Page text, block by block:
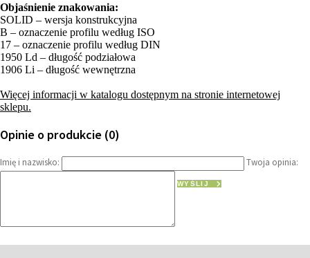
Objaśnienie znakowania:
SOLID – wersja konstrukcyjna
B – oznaczenie profilu według ISO
17 – oznaczenie profilu według DIN
1950 Ld – długość podziałowa
1906 Li – długość wewnętrzna
Więcej informacji w katalogu dostępnym na stronie internetowej
sklepu.
Opinie o produkcie (0)
Imię i nazwisko: Twoja opinia:
WYŚLIJ